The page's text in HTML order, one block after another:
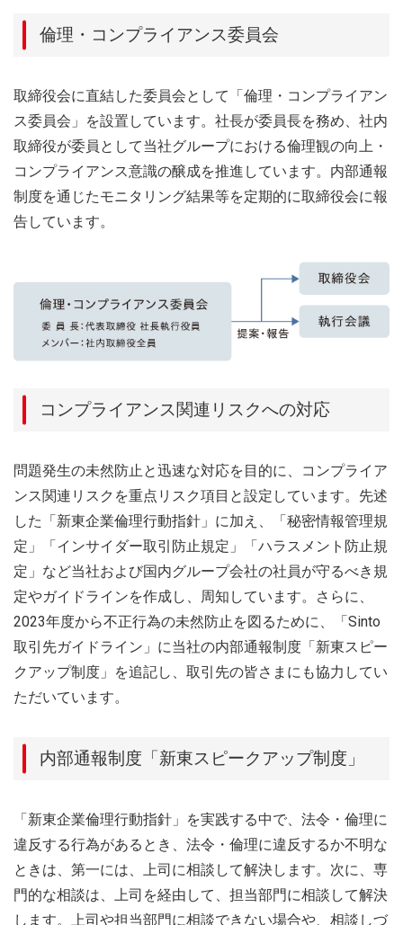
倫理・コンプライアンス委員会
取締役会に直結した委員会として「倫理・コンプライアン
ス委員会」を設置しています。社長が委員長を務め、社内
取締役が委員として当社グループにおける倫理観の向上・
コンプライアンス意識の醸成を推進しています。内部通報
制度を通じたモニタリング結果等を定期的に取締役会に報
告しています。
コンプライアンス関連リスクへの対応
問題発生の未然防止と迅速な対応を目的に、コンプライア
ンス関連リスクを重点リスク項目と設定しています。先述
した「新東企業倫理行動指針」に加え、「秘密情報管理規
定」「インサイダー取引防止規定」「ハラスメント防止規
定」など当社および国内グループ会社の社員が守るべき規
定やガイドラインを作成し、周知しています。さらに、
2023年度から不正行為の未然防止を図るために、「Sinto
取引先ガイドライン」に当社の内部通報制度「新東スピー
クアップ制度」を追記し、取引先の皆さまにも協力してい
ただいています。
内部通報制度「新東スピークアップ制度」
「新東企業倫理行動指針」を実践する中で、法令・倫理に
違反する行為があるとき、法令・倫理に違反するか不明な
ときは、第一には、上司に相談して解決します。次に、専
門的な相談は、上司を経由して、担当部門に相談して解決
します。上司や担当部門に相談できない場合や、相談しづ